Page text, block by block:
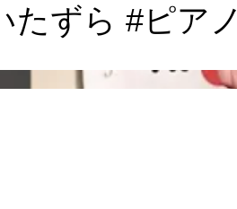
たずら #ピアノ